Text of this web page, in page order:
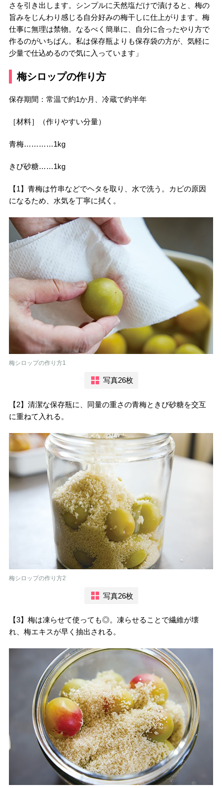
さを引き出します。シンプルに天然塩だけで漬けると、梅の
旨みをじんわり感じる自分好みの梅干しに仕上がります。梅
仕事に無理は禁物。なるべく簡単に、自分に合ったやり方で
作るのがいちばん。私は保存瓶よりも保存袋の方が、気軽に
少量で仕込めるので気に入っています」
梅シロップの作り方
保存期間：常温で約1か月、冷蔵で約半年
［材料］（作りやすい分量）
青梅…………1kg
きび砂糖……1kg
【1】青梅は竹串などでヘタを取り、水で洗う。カビの原因
になるため、水気を丁寧に拭く。
梅シロップの作り方1
写真26枚
【2】清潔な保存瓶に、同量の重さの青梅ときび砂糖を交互
に重ねて入れる。
梅シロップの作り方2
写真26枚
【3】梅は凍らせて使っても◎。凍らせることで繊維が壊
れ、梅エキスが早く抽出される。